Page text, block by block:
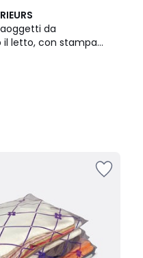
da
il letto, con stampa